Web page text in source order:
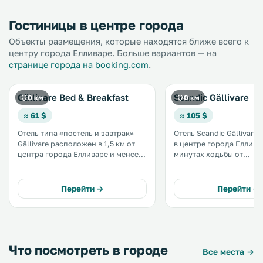
Гостиницы в центре города
Объекты размещения, которые находятся ближе всего к
центру города Елливаре. Больше вариантов — на
странице города на booking.com.
0 км
Gällivare Bed & Breakfast
≈ 61 $
Отель типа «постель и завтрак»
Gällivare расположен в 1,5 км от
центра города Елливаре и менее,
отеле предоставляется
бесплатный Wi-Fi. .
Перейти →
0 км
Scandic Gällivare
≈ 105 $
Отель Scandic Gällivare
в центре города
минутах ходьбы от
воспользоваться
бассейном и Wi-Fi. Кроме того, в
отеле бесплатно
Перейти →
Что посмотреть в городе
Все места →